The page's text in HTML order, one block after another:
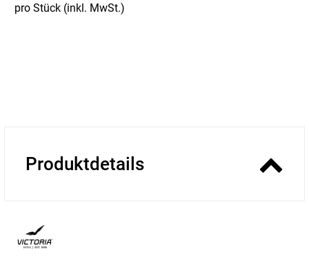
pro Stück (inkl. MwSt.)
Produktdetails